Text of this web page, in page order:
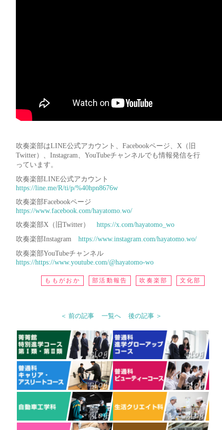
吹奏楽部はLINE公式アカウント、Facebookページ、X（旧
Twitter）、Instagram、YouTubeチャンネルでも情報発信を行
っています。
吹奏楽部LINE公式アカウント
https://line.me/R/ti/p/%40hpn8676w
吹奏楽部Facebookページ
https://www.facebook.com/hayatomo.wo/
吹奏楽部X（旧Twitter）https://x.com/hayatomo_wo
吹奏楽部Instagramhttps://www.instagram.com/hayatomo.wo/
吹奏楽部YouTubeチャンネル
https://https://www.youtube.com/@hayatomo-wo
ももがおか 部活動報告 吹奏楽部 文化部
＜ 前の記事 一覧へ 後の記事 ＞